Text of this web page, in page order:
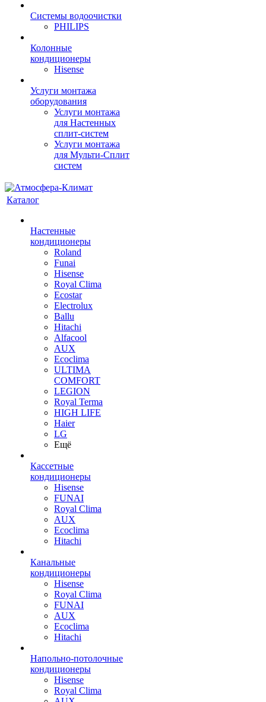
Системы водоочистки
PHILIPS
Колонные
кондиционеры
Hisense
Услуги монтажа
оборудования
Услуги монтажа
для Настенных
сплит-систем
Услуги монтажа
для Мульти-Сплит
систем
Каталог
Настенные
кондиционеры
Roland
Funai
Hisense
Royal Clima
Ecostar
Electrolux
Ballu
Hitachi
Alfacool
AUX
Ecoclima
ULTIMA
COMFORT
LEGION
Royal Terma
HIGH LIFE
Haier
LG
Ещё
Кассетные
кондиционеры
Hisense
FUNAI
Royal Clima
AUX
Ecoclima
Hitachi
Канальные
кондиционеры
Hisense
Royal Clima
FUNAI
AUX
Ecoclima
Hitachi
Напольно-потолочные
кондиционеры
Hisense
Royal Clima